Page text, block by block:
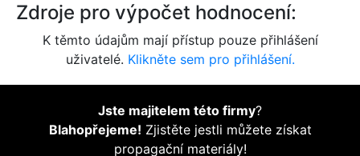
Zdroje pro výpočet hodnocení:
K těmto údajům mají přístup pouze přihlášení
uživatelé. Klikněte sem pro přihlášení.
Jste majitelem této firmy?
Blahopřejeme! Zjistěte jestli můžete získat
propagační materiály!